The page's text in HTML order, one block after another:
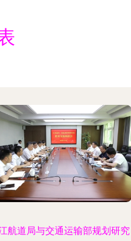
航道局与交通运输部规划研究